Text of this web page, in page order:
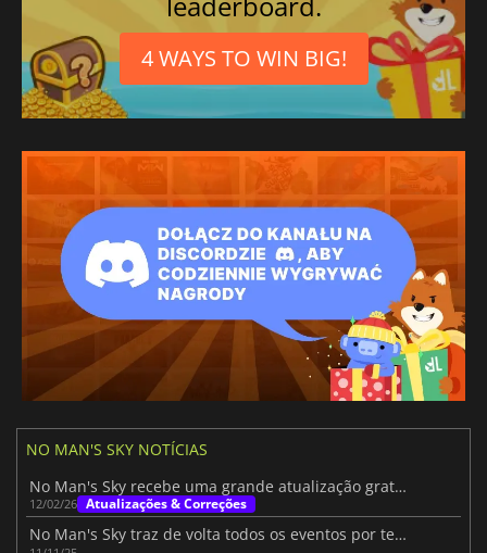
4 WAYS TO WIN BIG!
NO MAN'S SKY NOTÍCIAS
No Man's Sky recebe uma grande atualização gratuita com mecânicas emocionantes
12/02/26 Atualizações & Correções
No Man's Sky traz de volta todos os eventos por tempo limitado do passado